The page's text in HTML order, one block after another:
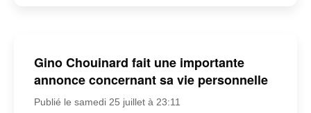
Gino Chouinard fait une importante
annonce concernant sa vie personnelle
Publié le samedi 25 juillet à 23:11